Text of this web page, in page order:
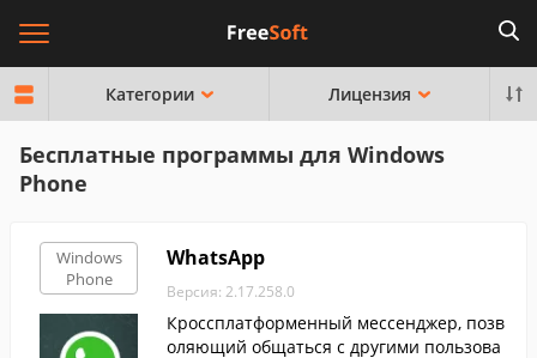
Категории Лицензия
Бесплатные программы для Windows
Phone
Windows
Phone
WhatsApp
Версия: 2.17.258.0
Кроссплатформенный мессенджер, позв
оляющий общаться с другими пользова